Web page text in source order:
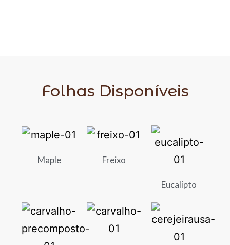
Folhas Disponíveis
Maple Freixo
Eucalipto